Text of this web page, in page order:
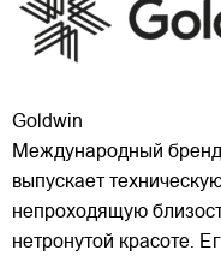
Goldwin
Международный
выпускает
непроходящую
нетронутой красоте.